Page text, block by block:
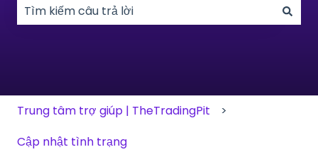
Trung tâm trợ giúp | TheTradingPit
Cập nhật tình trạng